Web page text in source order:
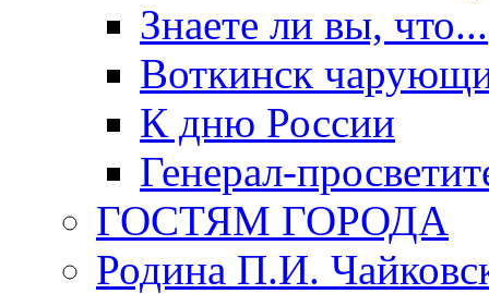
Знаете ли вы, что...
Воткинск
К дню России
Генерал-
ГОСТЯМ ГОРОДА
Родина П.И.